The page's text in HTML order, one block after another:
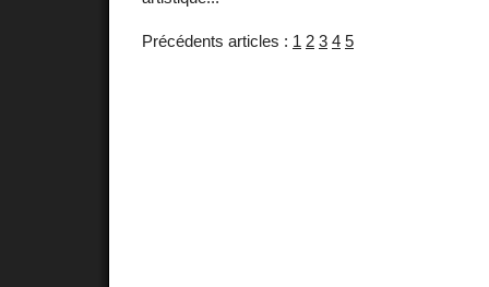
Précédents articles : 1 2 3 4 5